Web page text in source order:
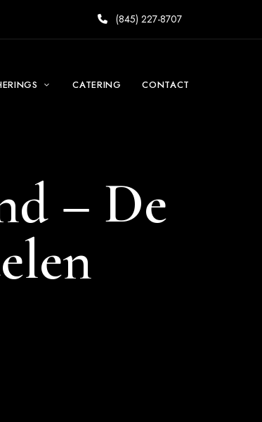
(845) 227-8707
CATERING CONTACT
– De